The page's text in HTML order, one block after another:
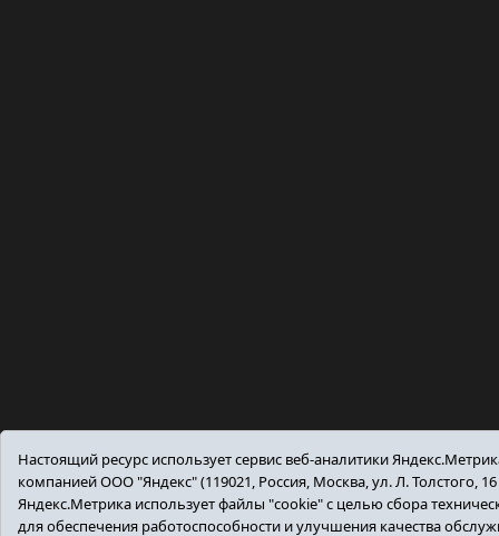
Настоящий ресурс использует сервис веб-аналитики
компанией ООО "Яндекс" (119021, Россия, Москва, ул. Л. Толстого,
Яндекс.Метрика использует файлы "cookie" с целью сбора
для обеспечения работоспособности и улучшения качества